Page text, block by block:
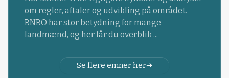
om regler, aftaler og udvikling på området.
BNBO har stor betydning for mange
landmænd, og her får du overblik ...
Se flere emner her